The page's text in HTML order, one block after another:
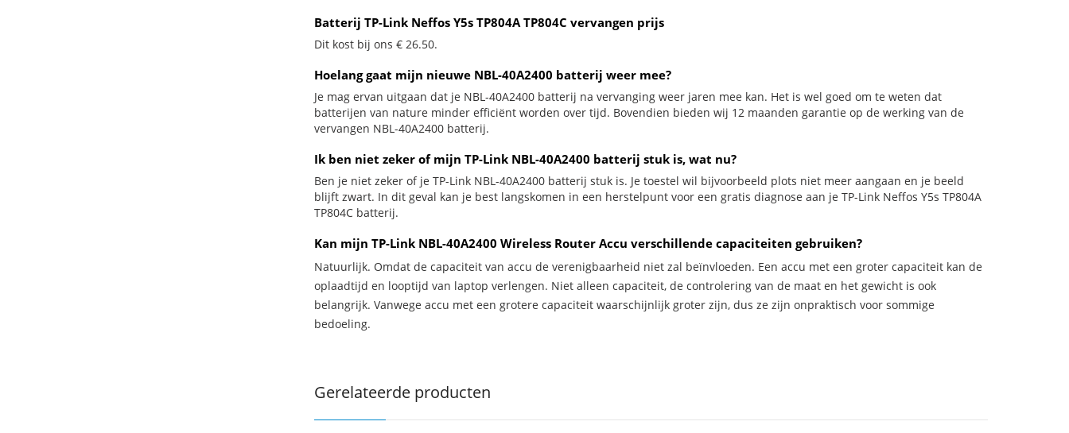
Batterij TP-Link Neffos Y5s TP804A TP804C vervangen prijs
Dit kost bij ons € 26.50.
Hoelang gaat mijn nieuwe NBL-40A2400 batterij weer mee?
Je mag ervan uitgaan dat je NBL-40A2400 batterij na vervanging weer jaren mee kan. Het is wel goed om te weten dat
batterijen van nature minder efficiënt worden over tijd. Bovendien bieden wij 12 maanden garantie op de werking van de
vervangen NBL-40A2400 batterij.
Ik ben niet zeker of mijn TP-Link NBL-40A2400 batterij stuk is, wat nu?
Ben je niet zeker of je TP-Link NBL-40A2400 batterij stuk is. Je toestel wil bijvoorbeeld plots niet meer aangaan en je beeld
blijft zwart. In dit geval kan je best langskomen in een herstelpunt voor een gratis diagnose aan je TP-Link Neffos Y5s TP804A
TP804C batterij.
Kan mijn TP-Link NBL-40A2400 Wireless Router Accu verschillende capaciteiten gebruiken?
Natuurlijk. Omdat de capaciteit van accu de verenigbaarheid niet zal beïnvloeden. Een accu met een groter capaciteit kan de
oplaadtijd en looptijd van laptop verlengen. Niet alleen capaciteit, de controlering van de maat en het gewicht is ook
belangrijk. Vanwege accu met een grotere capaciteit waarschijnlijk groter zijn, dus ze zijn onpraktisch voor sommige
bedoeling.
Gerelateerde producten